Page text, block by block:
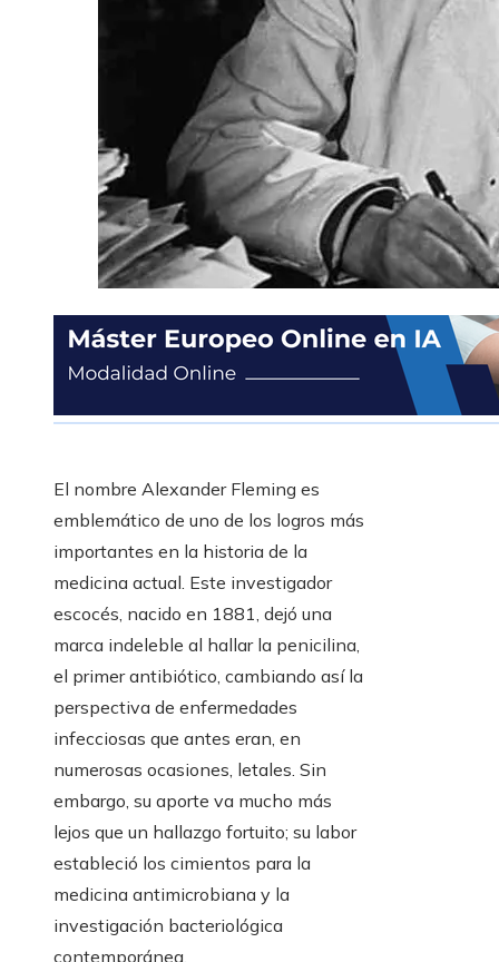
El nombre Alexander Fleming es
emblemático de uno de los logros más
importantes en la historia de la
medicina actual. Este investigador
escocés, nacido en 1881, dejó una
marca indeleble al hallar la penicilina,
el primer antibiótico, cambiando así la
perspectiva de enfermedades
infecciosas que antes eran, en
numerosas ocasiones, letales. Sin
embargo, su aporte va mucho más
lejos que un hallazgo fortuito; su labor
estableció los cimientos para la
medicina antimicrobiana y la
investigación bacteriológica
contemporánea.